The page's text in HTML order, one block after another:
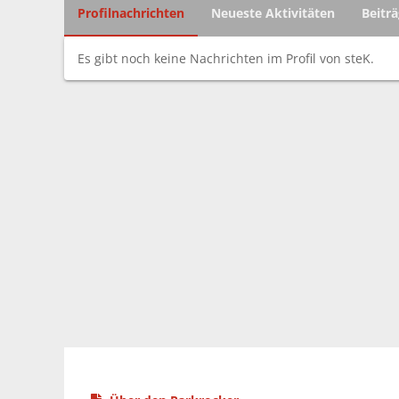
Profilnachrichten Neueste Aktivitäten
Es gibt noch keine Nachrichten im Profil von steK.